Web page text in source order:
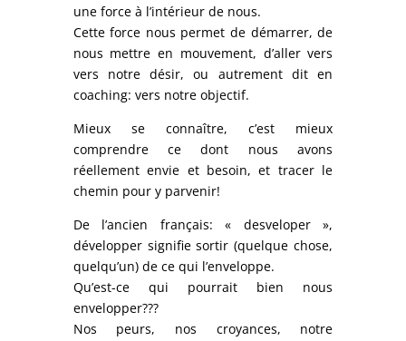
une force à l’intérieur de nous.
Cette force nous permet de démarrer, de
nous mettre en mouvement, d’aller vers
vers notre désir, ou autrement dit en
coaching: vers notre objectif.
Mieux se connaître, c’est mieux
comprendre ce dont nous avons
réellement envie et besoin, et tracer le
chemin pour y parvenir!
De l’ancien français: « desveloper »,
développer signifie sortir (quelque chose,
quelqu’un) de ce qui l’enveloppe.
Qu’est-ce qui pourrait bien nous
envelopper???
Nos peurs, nos croyances, notre